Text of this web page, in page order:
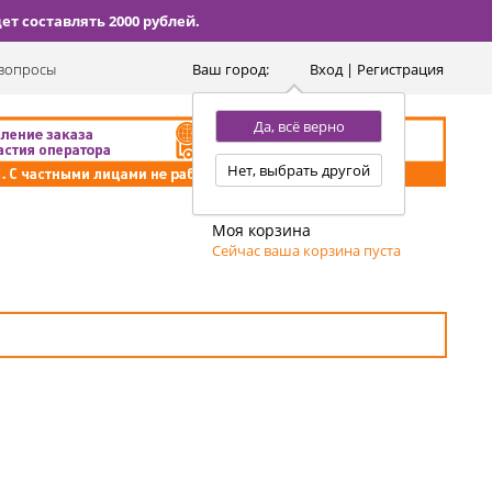
составлять 2000 рублей.
Ваш город:
Да, всё верно
Нет, выбрать другой
Вход | Регистрация
Моя корзина
Сейчас ваша корзина пуста